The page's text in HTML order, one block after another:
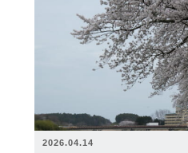
2026.04.14